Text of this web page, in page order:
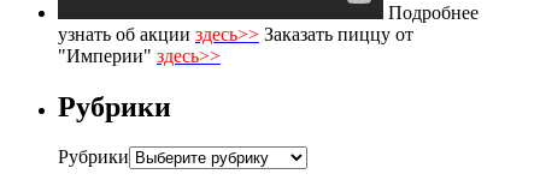
Подробнее
узнать об акции здесь>> Заказать пиццу от
"Империи" здесь>>
Рубрики
Рубрики